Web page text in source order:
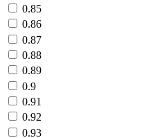
0.85
0.86
0.87
0.88
0.89
0.9
0.91
0.92
0.93